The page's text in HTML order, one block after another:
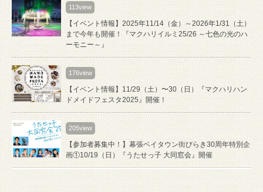
113view
【イベント情報】2025年11/14（金）～2026年1/31（土）
まで今年も開催！『マクハリイルミ25/26 ～七色の光のハ
ーモニー～』
176view
【イベント情報】11/29（土）〜30（日）『マクハリハン
ドメイドフェスタ2025』開催！
205view
【参加者募集中！】幕張ベイタウン街びらき30周年特別企
画①10/19（日）『うたせっ子 大同窓会』開催